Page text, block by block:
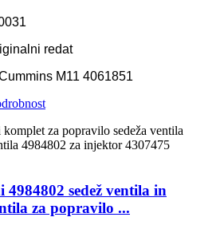
redat
M11 4061851
sedež ventila in
za popravilo ...